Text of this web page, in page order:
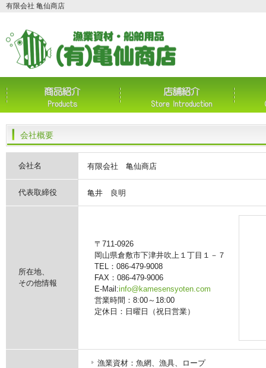
有限会社 亀仙商店
会社概要
会社名 有限会社 亀仙商店
代表取締役 亀井 良明
所在地、
その他情報
〒711-0926
岡山県倉敷市下津井吹上１丁目１－７
TEL：086-479-9008
FAX：086-479-9006
E-Mail:info@kamesensyoten.com
営業時間：8:00～18:00
定休日：日曜日（祝日営業）
漁業資材：魚網、漁具、ロープ